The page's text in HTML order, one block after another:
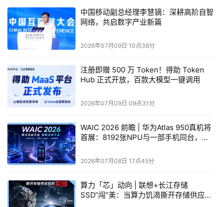
单元交付，开箱即用，并为客户新增了在机柜内共置其
他技术的灵活性。
自有标准机架中，具备与其他技术共置的灵活性。
IBM LinuxONE Rockhopper 5
配备多抽屉的LinuxONE系统，专为高密度工作负载打
速、机密计算和后量子加密能力。
IBM LinuxONE Rockhopper 5机架式和Express方案
片上AI加速。该方案专为支持较小规模工作负载的企业
打造，提供经济高效的入门级选择，并可根据业务增长
中国移动副总经理李慧镝：深耕高阶自智
网络，共启数字产业新篇
2026年07月09日 10点38分
注册即赠 500 万 Token！得助 Token
Hub 正式开放，百款大模型一键调用
2026年07月09日 09点31分
WAIC 2026 前瞻 | 华为Atlas 950真机将
首展：8192张NPU与一部手机同台，算
2026年07月08日 17点45分
算力「芯」动向 | 联想+长江存储
SSD“闯”美：当算力饥渴撕开存储供应链